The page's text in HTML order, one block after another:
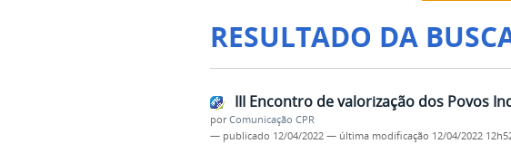
RESULTADO DA
III Encontro de valorização dos Povos
porComunicação CPR
— publicado 12/04/2022 — última modificação 12/04/2022